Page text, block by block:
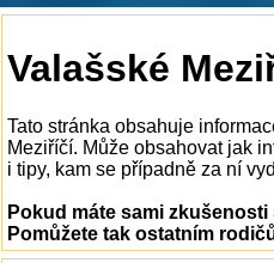
Valašské
Tato stránka obsahuje
Meziříčí. Může obsahovat jak
i tipy, kam se případně za ní
Pokud máte sami
Pomůžete tak ostatním